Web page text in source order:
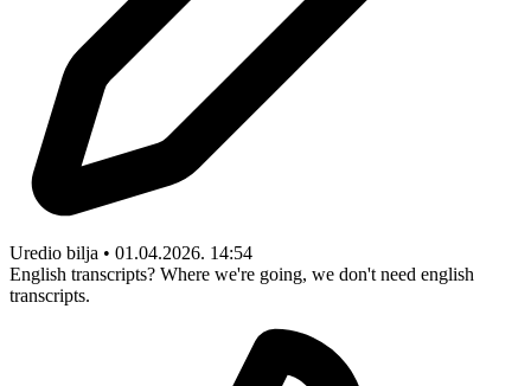
Uredio bilja • 01.04.2026. 14:54
English transcripts? Where we're going, we don't need english
transcripts.